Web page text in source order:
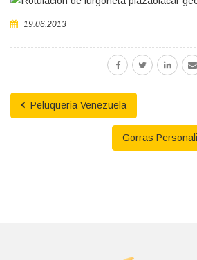
19.06.2013
Peluqueria Venezuela
Gorras